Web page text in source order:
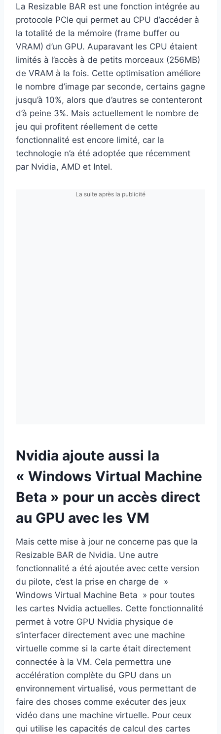
La Resizable BAR est une fonction intégrée au
protocole PCIe qui permet au CPU d’accéder à
la totalité de la mémoire (frame buffer ou
VRAM) d’un GPU. Auparavant les CPU étaient
limités à l’accès à de petits morceaux (256MB)
de VRAM à la fois. Cette optimisation améliore
le nombre d’image par seconde, certains gagne
jusqu’à 10%, alors que d’autres se contenteront
d’à peine 3%. Mais actuellement le nombre de
jeu qui profitent réellement de cette
fonctionnalité est encore limité, car la
technologie n’a été adoptée que récemment
par Nvidia, AMD et Intel.
La suite après la publicité
Nvidia ajoute aussi la
« Windows Virtual Machine
Beta » pour un accès direct
au GPU avec les VM
Mais cette mise à jour ne concerne pas que la
Resizable BAR de Nvidia. Une autre
fonctionnalité a été ajoutée avec cette version
du pilote, c’est la prise en charge de »
Windows Virtual Machine Beta » pour toutes
les cartes Nvidia actuelles. Cette fonctionnalité
permet à votre GPU Nvidia physique de
s’interfacer directement avec une machine
virtuelle comme si la carte était directement
connectée à la VM. Cela permettra une
accélération complète du GPU dans un
environnement virtualisé, vous permettant de
faire des choses comme exécuter des jeux
vidéo dans une machine virtuelle. Pour ceux
qui utilise les capacités de calcul des cartes